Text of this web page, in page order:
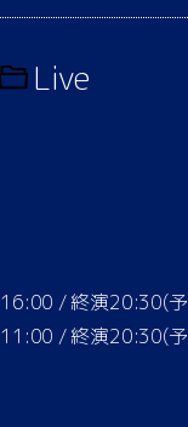
Live
/ 終演20:30(
/ 終演20:30(